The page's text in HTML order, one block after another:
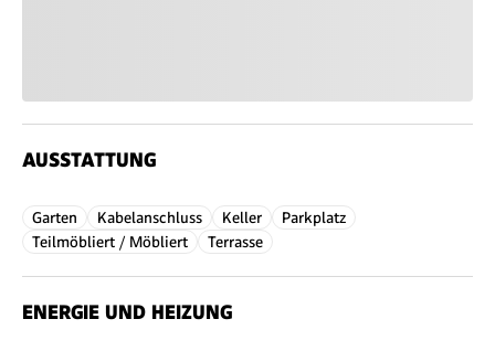
AUSSTATTUNG
Garten Kabelanschluss Keller
Parkplatz
Teilmöbliert / Möbliert
Terrasse
ENERGIE UND HEIZUNG